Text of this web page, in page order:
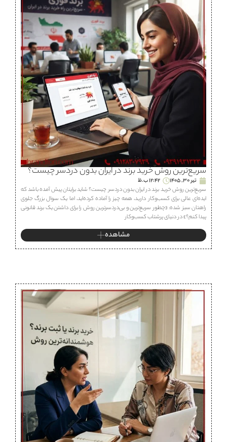
سریع‌ترین روش خرید برند در ایران بدون دردسر چیست؟
تیر 30, 1405
12:42 ب.ظ
سریع‌ترین روش خرید برند در ایران بدون دردسر چیست؟ شاید برایتان پیش آمده باشد که
ایده‌ای عالی برای کسب‌وکار دارید، همه چیز را آماده کرده‌اید، اما یک سوال بزرگ جلوی
راهتان سبز شده: «چطور سریع‌ترین و بی‌دردسرترین روش را برای داشتن یک برند قانونی
پیدا کنم؟» در دنیای پرشتاب کسب‌وکار
مشاهده